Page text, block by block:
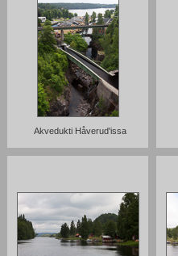
Akvedukti Håverud'issa